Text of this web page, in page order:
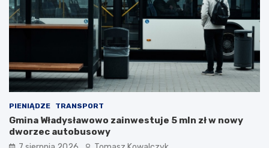
PIENIĄDZE TRANSPORT
Gmina Władysławowo zainwestuje 5 mln zł w nowy
dworzec autobusowy